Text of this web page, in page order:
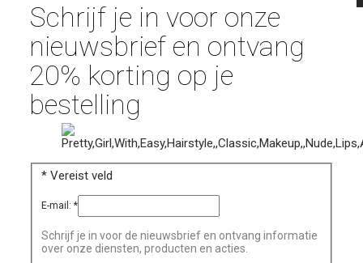
Schrijf je in voor onze
nieuwsbrief en ontvang
20% korting op je
bestelling
* Vereist veld
E-mail:*
Schrijf je in voor de nieuwsbrief en ontvang informatie
over onze diensten, producten en acties.